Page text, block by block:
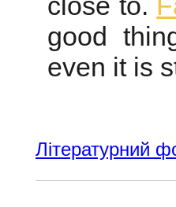
good
even it is
Літературний